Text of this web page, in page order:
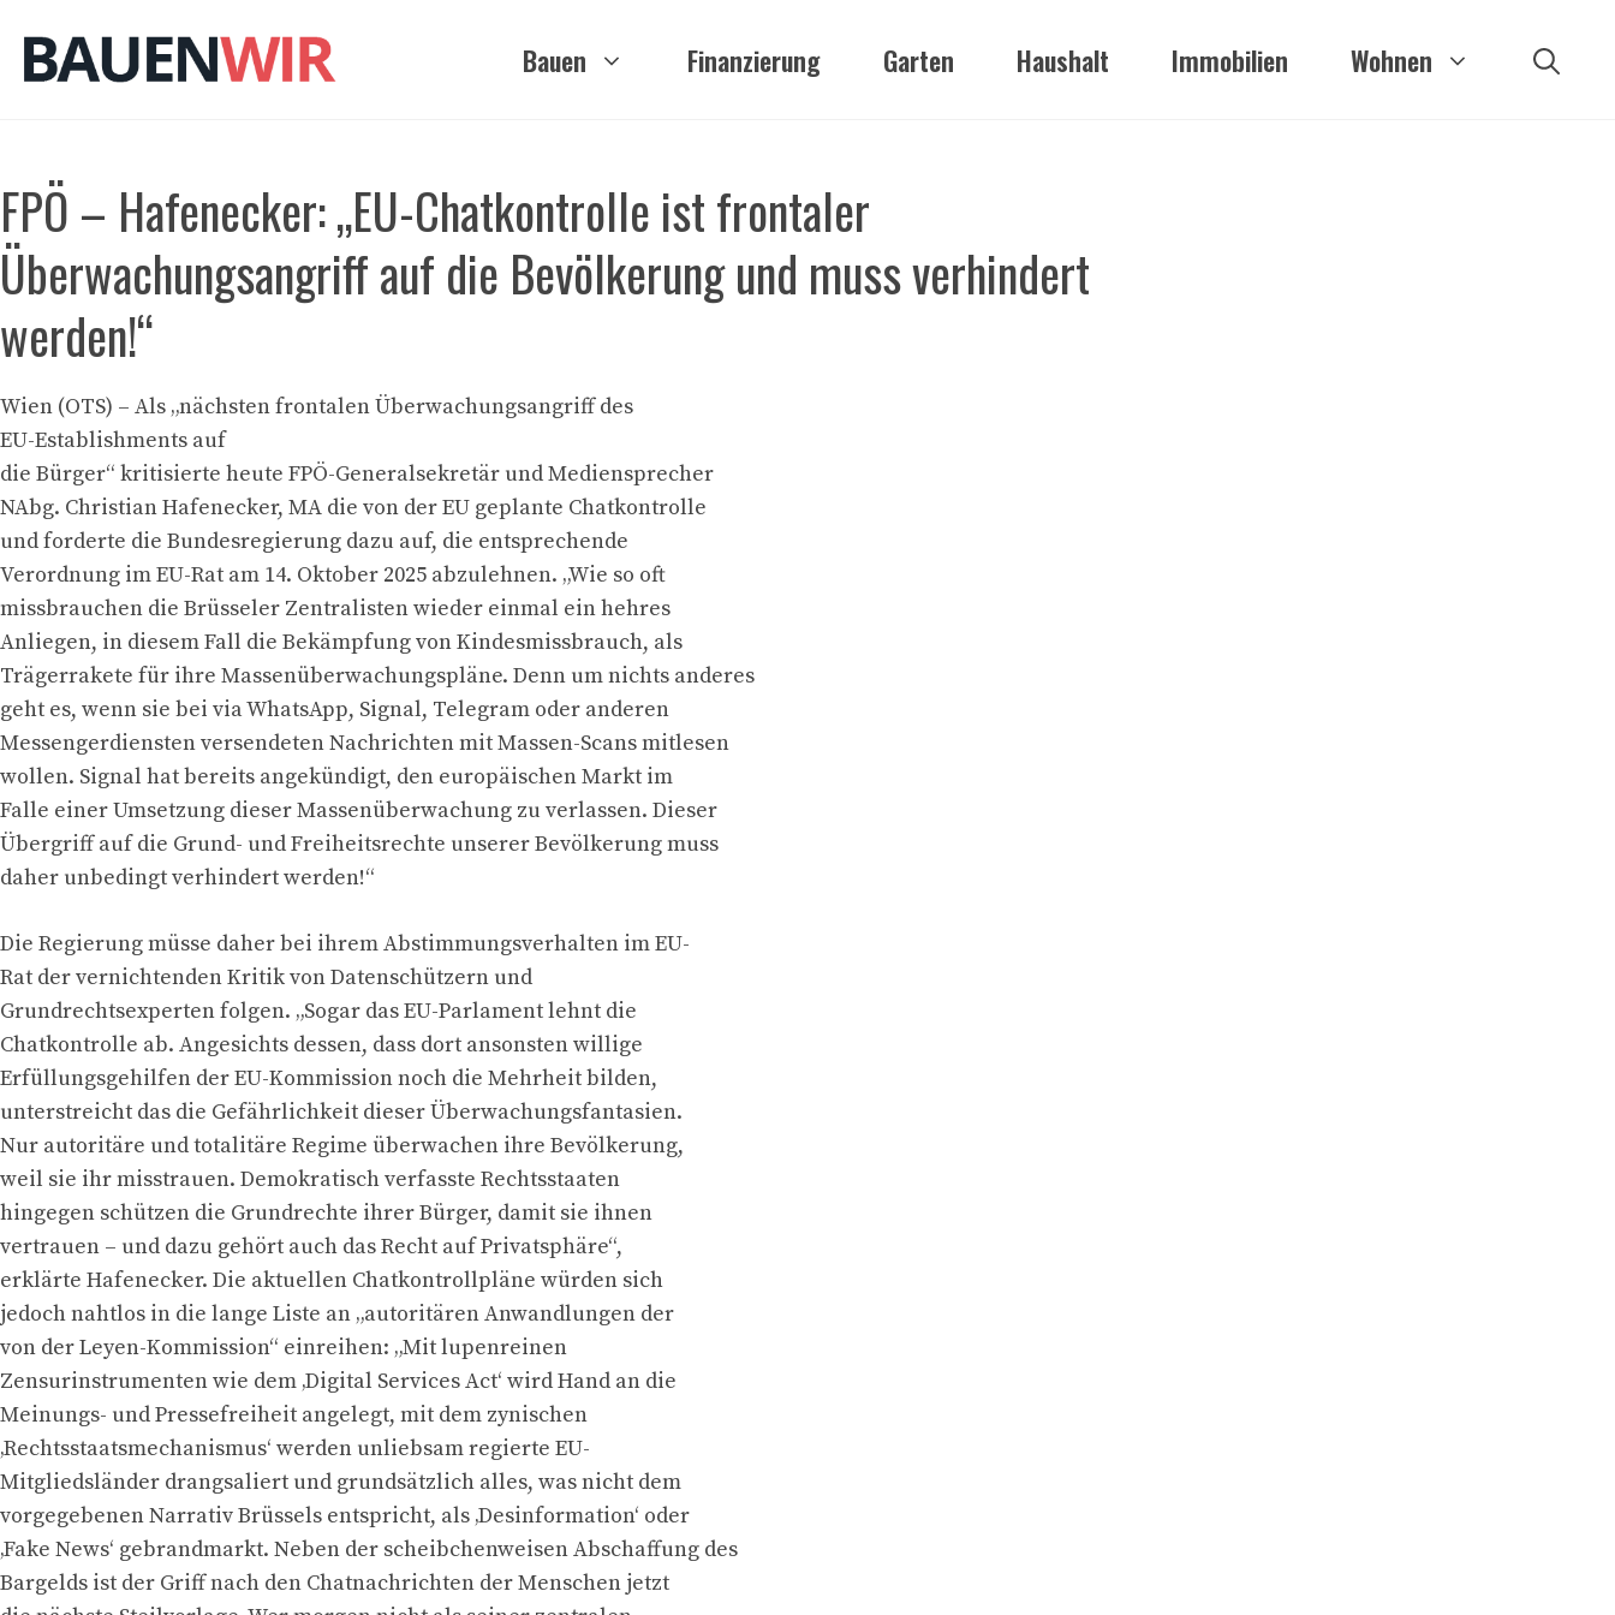
Inhalt
springen
Bauen Finanzierung Garten Haushalt Immobilien Wohnen
FPÖ – Hafenecker: „EU-Chatkontrolle ist frontaler
Überwachungsangriff auf die Bevölkerung und muss verhindert
werden!“
Wien (OTS) – Als „nächsten frontalen Überwachungsangriff des
EU-Establishments auf
die Bürger“ kritisierte heute FPÖ-Generalsekretär und Mediensprecher
NAbg. Christian Hafenecker, MA die von der EU geplante Chatkontrolle
und forderte die Bundesregierung dazu auf, die entsprechende
Verordnung im EU-Rat am 14. Oktober 2025 abzulehnen. „Wie so oft
missbrauchen die Brüsseler Zentralisten wieder einmal ein hehres
Anliegen, in diesem Fall die Bekämpfung von Kindesmissbrauch, als
Trägerrakete für ihre Massenüberwachungspläne. Denn um nichts anderes
geht es, wenn sie bei via WhatsApp, Signal, Telegram oder anderen
Messengerdiensten versendeten Nachrichten mit Massen-Scans mitlesen
wollen. Signal hat bereits angekündigt, den europäischen Markt im
Falle einer Umsetzung dieser Massenüberwachung zu verlassen. Dieser
Übergriff auf die Grund- und Freiheitsrechte unserer Bevölkerung muss
daher unbedingt verhindert werden!“
Die Regierung müsse daher bei ihrem Abstimmungsverhalten im EU-
Rat der vernichtenden Kritik von Datenschützern und
Grundrechtsexperten folgen. „Sogar das EU-Parlament lehnt die
Chatkontrolle ab. Angesichts dessen, dass dort ansonsten willige
Erfüllungsgehilfen der EU-Kommission noch die Mehrheit bilden,
unterstreicht das die Gefährlichkeit dieser Überwachungsfantasien.
Nur autoritäre und totalitäre Regime überwachen ihre Bevölkerung,
weil sie ihr misstrauen. Demokratisch verfasste Rechtsstaaten
hingegen schützen die Grundrechte ihrer Bürger, damit sie ihnen
vertrauen – und dazu gehört auch das Recht auf Privatsphäre“,
erklärte Hafenecker. Die aktuellen Chatkontrollpläne würden sich
jedoch nahtlos in die lange Liste an „autoritären Anwandlungen der
von der Leyen-Kommission“ einreihen: „Mit lupenreinen
Zensurinstrumenten wie dem ‚Digital Services Act‘ wird Hand an die
Meinungs- und Pressefreiheit angelegt, mit dem zynischen
‚Rechtsstaatsmechanismus‘ werden unliebsam regierte EU-
Mitgliedsländer drangsaliert und grundsätzlich alles, was nicht dem
vorgegebenen Narrativ Brüssels entspricht, als ‚Desinformation‘ oder
‚Fake News‘ gebrandmarkt. Neben der scheibchenweisen Abschaffung des
Bargelds ist der Griff nach den Chatnachrichten der Menschen jetzt